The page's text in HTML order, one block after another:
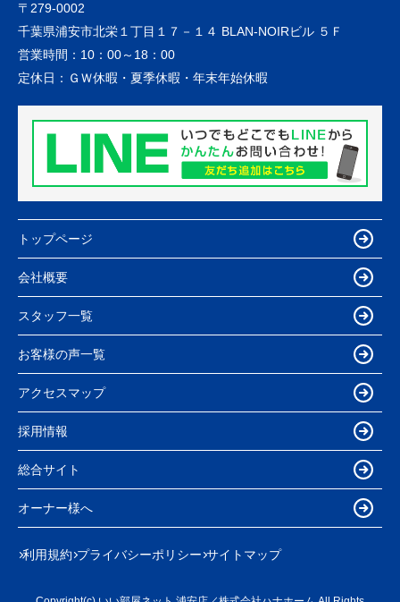
〒279-0002
千葉県浦安市北栄１丁目１７－１４ BLAN-NOIRビル ５Ｆ
営業時間： 10：00～18：00
定休日： ＧＷ休暇・夏季休暇・年末年始休暇
トップページ
会社概要
スタッフ一覧
お客様の声一覧
アクセスマップ
採用情報
総合サイト
オーナー様へ
利用規約 プライバシーポリシー サイトマップ